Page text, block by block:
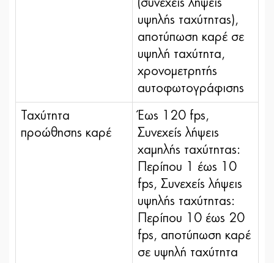
(συνεχείς λήψεις
υψηλής ταχύτητας),
αποτύπωση καρέ σε
υψηλή ταχύτητα,
χρονομετρητής
αυτοφωτογράφισης
Ταχύτητα
προώθησης καρέ
Έως 120 fps,
Συνεχείς λήψεις
χαμηλής ταχύτητας:
Περίπου 1 έως 10
fps, Συνεχείς λήψεις
υψηλής ταχύτητας:
Περίπου 10 έως 20
fps, αποτύπωση καρέ
σε υψηλή ταχύτητα